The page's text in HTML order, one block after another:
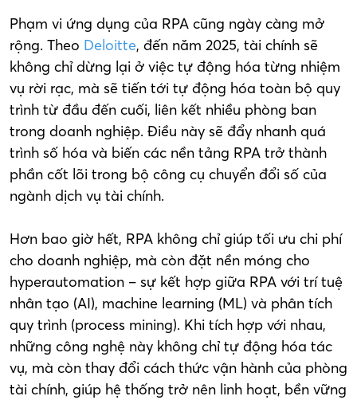
Phạm vi ứng dụng của RPA cũng ngày càng mở
rộng. Theo Deloitte, đến năm 2025, tài chính sẽ
không chỉ dừng lại ở việc tự động hóa từng nhiệm
vụ rời rạc, mà sẽ tiến tới tự động hóa toàn bộ quy
trình từ đầu đến cuối, liên kết nhiều phòng ban
trong doanh nghiệp. Điều này sẽ đẩy nhanh quá
trình số hóa và biến các nền tảng RPA trở thành
phần cốt lõi trong bộ công cụ chuyển đổi số của
ngành dịch vụ tài chính.
Hơn bao giờ hết, RPA không chỉ giúp tối ưu chi phí
cho doanh nghiệp, mà còn đặt nền móng cho
hyperautomation – sự kết hợp giữa RPA với trí tuệ
nhân tạo (AI), machine learning (ML) và phân tích
quy trình (process mining). Khi tích hợp với nhau,
những công nghệ này không chỉ tự động hóa tác
vụ, mà còn thay đổi cách thức vận hành của phòng
tài chính, giúp hệ thống trở nên linh hoạt, bền vững